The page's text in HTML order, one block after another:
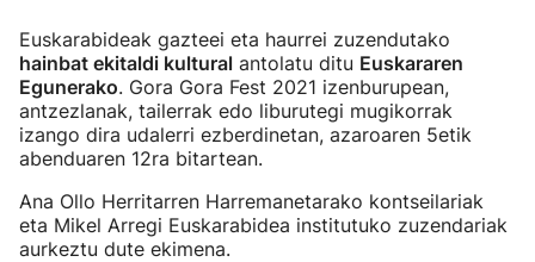
Euskarabideak gazteei eta haurrei zuzendutako
hainbat ekitaldi kultural antolatu ditu Euskararen
Egunerako. Gora Gora Fest 2021 izenburupean,
antzezlanak, tailerrak edo liburutegi mugikorrak
izango dira udalerri ezberdinetan, azaroaren 5etik
abenduaren 12ra bitartean.
Ana Ollo Herritarren Harremanetarako kontseilariak
eta Mikel Arregi Euskarabidea institutuko zuzendariak
aurkeztu dute ekimena.